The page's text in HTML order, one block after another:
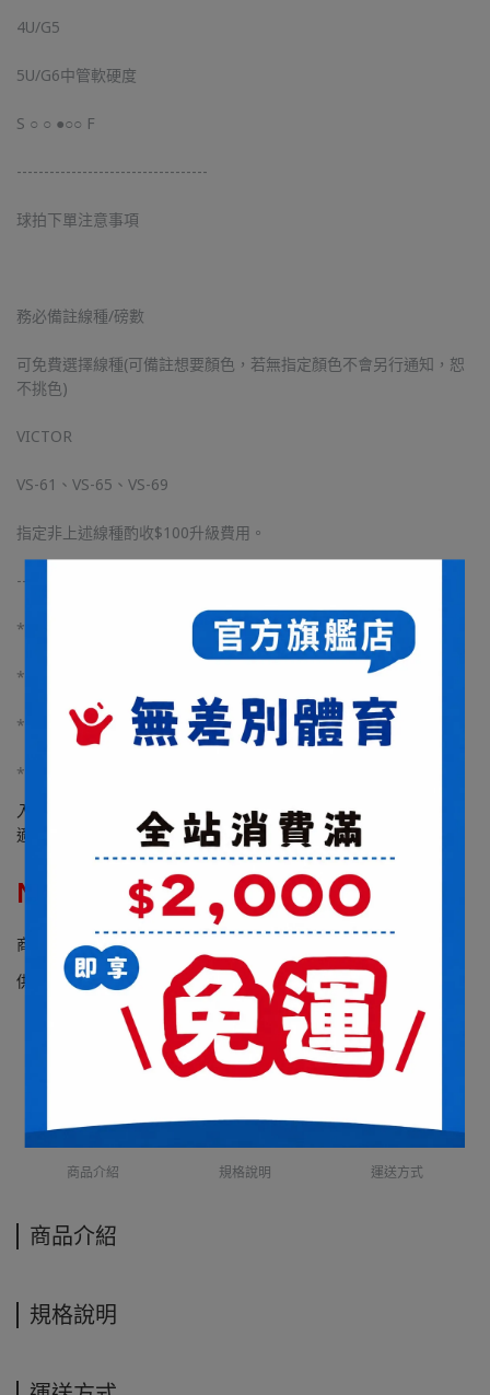
4U/G5
5U/G6中管軟硬度
S ○ ○ ●○○ F
-----------------------------------
球拍下單注意事項
務必備註線種/磅數
可免費選擇線種(可備註想要顏色，若無指定顏色不會另行通知，恕
不挑色)
VICTOR
VS-61、VS-65、VS-69
指定非上述線種酌收$100升級費用。
-----------------------------------
*若下單未備註線種磅數且聊聊未回覆皆已不挑線種24磅施工
*穿線方式皆以YONEX兩線四結空拍上機施工
*球拍長度較長僅能接受貨運宅配(貨運六日無提供送貨服務)
*球拍為客製化商品，若無瑕疵恕不接受退換貨
入門級碳纖維進攻球拍，箱形拍框導入強疊層系統，輕韌耐高磅，
適應高強度訓練。
NT$1,610 NT$2,480
商品編號:
供貨狀況:尚有庫存
商品介紹 規格說明 運送方式
商品介紹
規格說明